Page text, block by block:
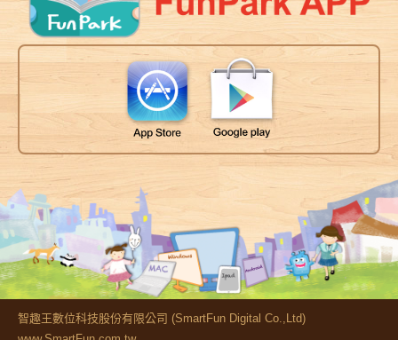
智趣王數位科技股份有限公司 (SmartFun Digital Co.,Ltd)